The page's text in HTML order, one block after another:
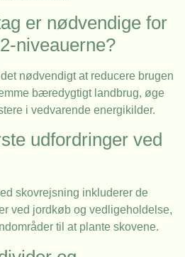
er nødvendige for
niveauerne?
nødvendigt at reducere brugen
bæredygtigt landbrug, øge
i vedvarende energikilder.
udfordringer ved
skovrejsning inkluderer de
ved jordkøb og vedligeholdelse,
til at plante skovene.